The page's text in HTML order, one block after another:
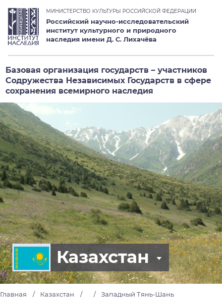
МИНИСТЕРСТВО КУЛЬТУРЫ РОССИЙСКОЙ ФЕДЕРАЦИИ
Российский научно-исследовательский
институт культурного и природного
наследия имени Д. С. Лихачёва
Базовая организация государств – участников
Содружества Независимых Государств в сфере
сохранения всемирного наследия
Казахстан
Главная Казахстан Западный Тянь-Шань